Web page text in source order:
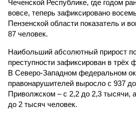
Чеченской Республике, где годом
вовсе, теперь зафиксировано
Пензенской области показатель и
87 человек.
Наибольший абсолютный прирост
преступности зафиксирован в трёх
В Северо-Западном федеральном
правонарушителей выросло с 937
Приволжском – с 2,2 до 2,3 тысячи,
до 2 тысяч человек.